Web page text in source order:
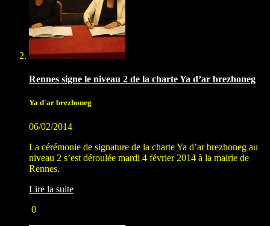
Rennes signe le niveau 2 de la charte Ya d’ar brezhoneg
Ya d'ar brezhoneg
06/02/2014
La cérémonie de signature de la charte Ya d’ar brezhoneg au
niveau 2 s’est déroulée mardi 4 février 2014 à la mairie de
Rennes.
Lire la suite
0